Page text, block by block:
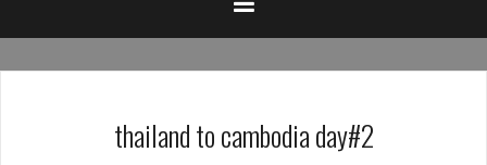
thailand to cambodia day#2